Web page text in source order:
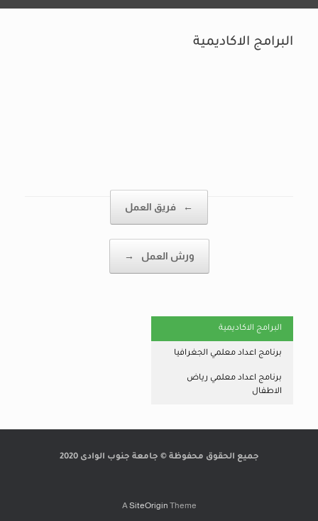
البرامج الاكاديمية
← فريق العمل
ورش العمل →
البرامج الاكاديمية
برنامج اعداد معلمي الجغرافيا
برنامج اعداد معلمي رياض
الاطفال
جميع الحقوق محفوظة © جامعة جنوب الوادى 2020
A SiteOrigin Theme